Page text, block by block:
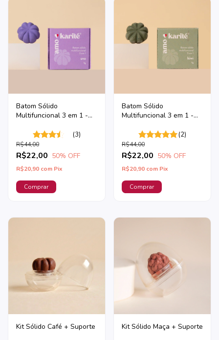
Batom Sólido
Multifuncional 3 em 1 -
(3)
R$22,00
R$44,00
50% OFF
R$20,90 com Pix
Batom Sólido
Multifuncional 3 em 1 -
(2)
R$22,00
R$44,00
50% OFF
R$20,90 com Pix
Kit Sólido Café + Suporte Kit Sólido Maça + Suporte